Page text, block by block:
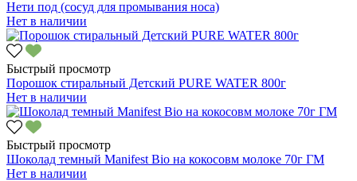
Нети под (сосуд для промывания носа)
Нет в наличии
Быстрый просмотр
Порошок стиральный Детский PURE WATER 800г
Нет в наличии
Быстрый просмотр
Шоколад темный Manifest Bio на кокосовм молоке 70г ГМ
Нет в наличии